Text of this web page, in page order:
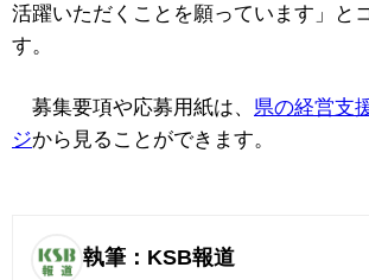
活躍いただくことを願っています 」と
す。
募集要項や応募用紙は、 県の経営支
ジから見ることができます。
執筆：KSB報道